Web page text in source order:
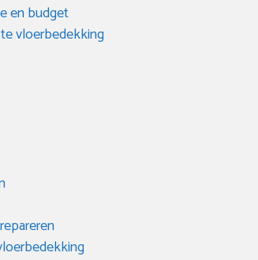
en budget
vloerbedekking